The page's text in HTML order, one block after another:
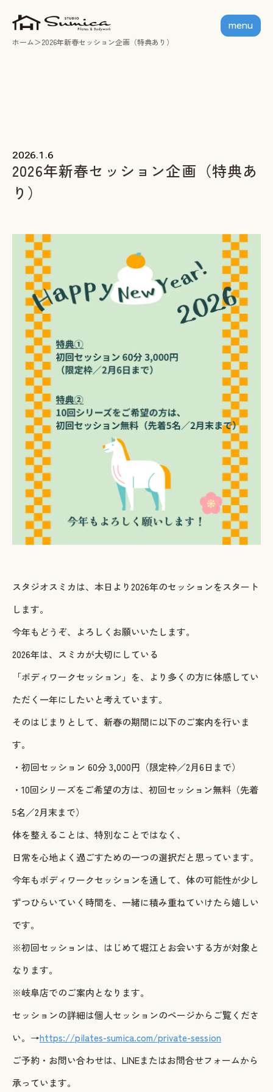
menu
スミカについて
ブログ
ご予約・お問い合わせ
tel. 080-3628-1771
ホーム 2026年新春セッション企画（特典あり）
2026.1.6
2026年新春セッション企画（特典あ
り）
スタジオスミカは、本日より2026年のセッションをスタート
します。
今年もどうぞ、よろしくお願いいたします。
2026年は、スミカが大切にしている
「ボディワークセッション」を、より多くの方に体感してい
ただく一年にしたいと考えています。
そのはじまりとして、新春の期間に以下のご案内を行いま
す。
・初回セッション 60分 3,000円（限定枠／2月6日まで）
・10回シリーズをご希望の方は、初回セッション無料（先着
5名／2月末まで）
体を整えることは、特別なことではなく、
日常を心地よく過ごすための一つの選択だと思っています。
今年もボディワークセッションを通して、体の可能性が少し
ずつひらいていく時間を、一緒に積み重ねていけたら嬉しい
です。
※初回セッションは、はじめて堀江とお会いする方が対象と
なります。
※岐阜店でのご案内となります。
セッションの詳細は個人セッションのページからご覧くださ
い。→https://pilates-sumica.com/private-session
ご予約・お問い合わせは、LINEまたはお問合せフォームから
承っています。